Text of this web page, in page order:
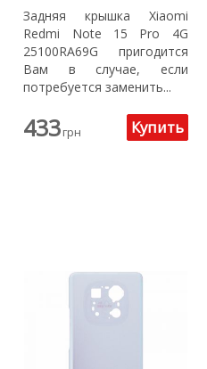
Задняя крышка Xiaomi
Redmi Note 15 Pro 4G
25100RA69G пригодится
Вам в случае, если
потребуется заменить...
433грн